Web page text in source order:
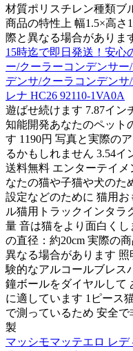
材質ポリスチレン種類ブ
商品の特性上 幅1.5×高さ
際と異なる場合がありま
15時迄で即日発送！安心
ー/クーラーコンデンサ
デンサ/クーラコンデン
レナ HC26 92110-1VA0A
遊ばせ続けます 7.87イン
知能開発あなたのペット
す 1190円 写真と実際の
るかもしれません 3.54
送料無料 エンターテイ
なたの猫や子猫や犬のた
設定などのために 猫用
ル猫用トラックインタラ
量 音は猫をより面白く
の直径：約20cm 実際の
異なる場合があります 照
験的なアルコールブレス
鐘ボールをダイヤルして
に適しています 1ピース
で測っているため 安全
製
マッシモマッテエロ レ